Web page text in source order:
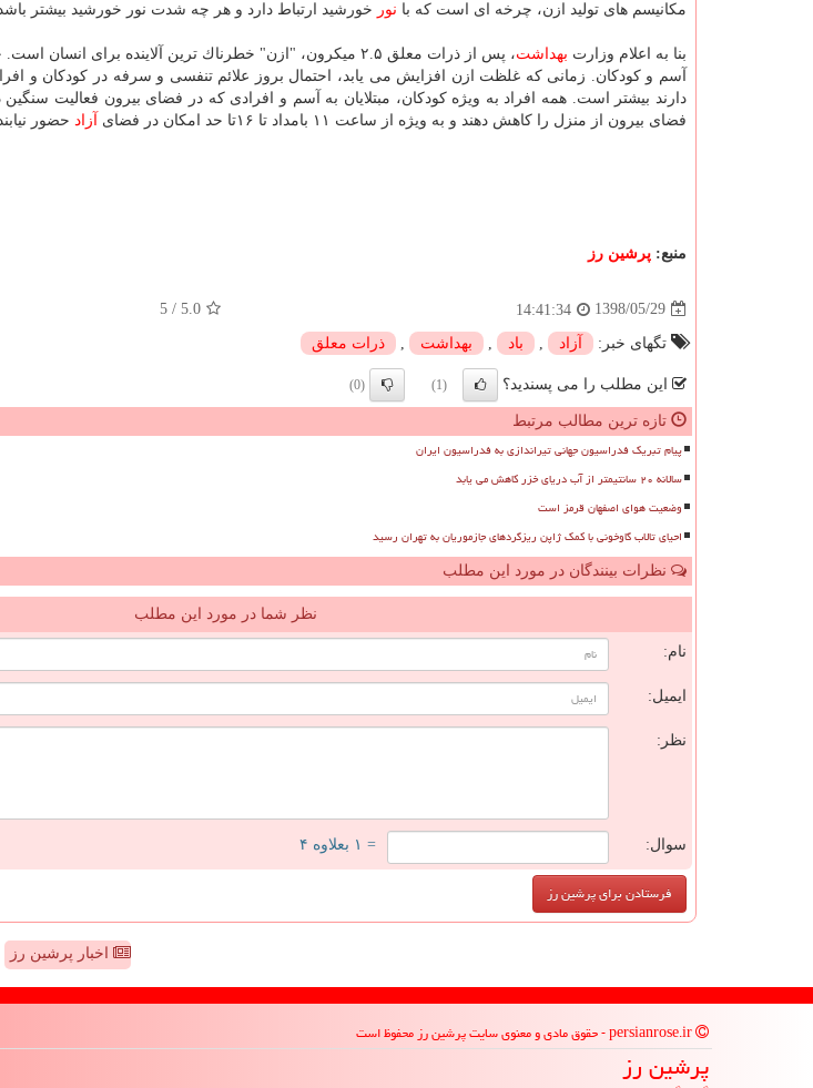
مكانیسم های تولید ازن، چرخه ای است كه با نور خورشید ارتباط دارد و هر چه شدت نور خورشید بیشتر
بنا به اعلام وزارت بهداشت
، پس از ذرات معلق ۲.۵ میكرون، "ازن" خطرناك ترین آلاینده برای
آسم و كودكان. زمانی كه غلظت ازن افزایش می یابد، احتمال بروز علائم تنفسی و سرفه در كودكان و
دارند بیشتر است. همه افراد به ویژه كودكان، مبتلایان به آسم و افرادی كه در فضای بیرون فعالیت سنگین
فضای بیرون از منزل را كاهش دهند و به ویژه از ساعت ۱۱ بامداد تا ۱۶تا حد امكان در فضای
آزاد حضور
منبع: پرشین رز
1398/05/29
14:41:34
5.0
/
5
تگهای خبر: آزاد باد بهداشت ذرات معلق
این مطلب را می پسندید؟ (1)
(0)
تازه ترین مطالب مرتبط
پیام تبریک فدراسیون جهانی تیراندازی به فدراسیون ایران
سالانه ۲۰ سانتیمتر از آب دریای خزر کاهش می یابد
وضعیت هوای اصفهان قرمز است
احیای تالاب گاوخونی با کمک ژاپن ریزگردهای جازموریان به تهران رسید
نظرات بینندگان در مورد این مطلب
نظر شما در مورد این مطلب
نام:
ایمیل:
نظر:
سوال: = ۱ بعلاوه ۴
اخبار پرشین رز
پرشین رز